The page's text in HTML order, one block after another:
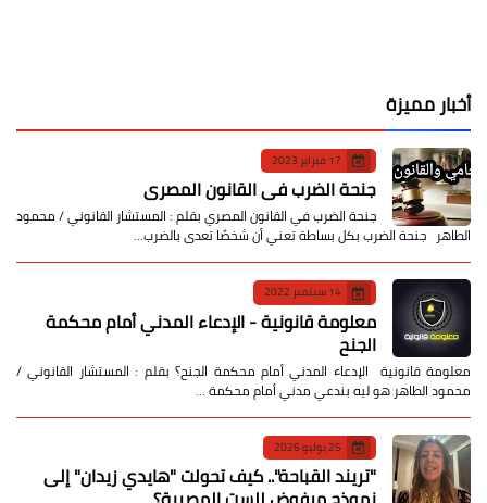
أخبار مميزة
17 فبراير 2023
جنحة الضرب في القانون المصري
جنحة الضرب في القانون المصري بقلم : المستشار القانوني / محمود
الطاهر جنحة الضرب بكل بساطة تعني أن شخصًا تعدى بالضرب…
14 سبتمبر 2022
معلومة قانونية - الإدعاء المدني أمام محكمة
الجنح
معلومة قانونية الإدعاء المدني أمام محكمة الجنح؟ بقلم : المستشار القانوني /
محمود الطاهر هو ليه بندعي مدني أمام محكمة …
25 يوليو 2026
​"تريند القباحة".. كيف تحولت "هايدي زيدان" إلى